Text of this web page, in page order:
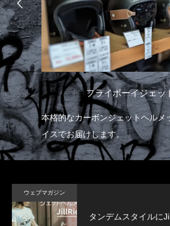
ッ
フライボーイジェッ
本格的なカーボンジェットヘルメ
イスでお届けします。
ウェブマガジン
タンデムスタイルに